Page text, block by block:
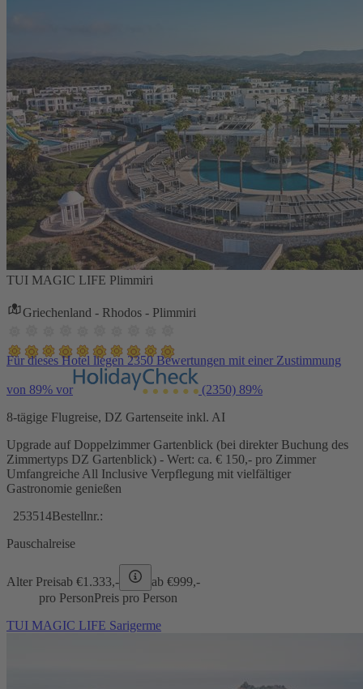
TUI MAGIC LIFE Plimmiri
Griechenland - Rhodos - Plimmiri
Für dieses Hotel liegen 2350 Bewertungen mit einer Zustimmung
von 89% vor (2350) 89%
8-tägige Flugreise, DZ Gartenseite inkl. AI
Upgrade auf Doppelzimmer Gartenblick (bei direkter Buchung des
Zimmertyps DZ Gartenblick) - Wert: ca. € 150,- pro Zimmer
Umfangreiche All Inclusive Verpflegung mit vielfältiger
Gastronomie genießen
253514Bestellnr.:
Pauschalreise
Alter Preisab €1.333,- ab €999,-
pro PersonPreis pro Person
TUI MAGIC LIFE Sarigerme